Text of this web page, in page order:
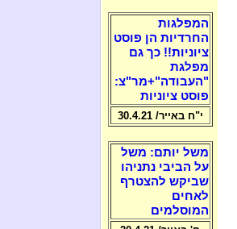
המפלגות
החרדיות הן פוסט
ציוניות!! כך גם
מפלגת
"העבודה"+מר"צ:
פוסט ציוניות
י"ח באייר/ 30.4.21
משל יותם: משל
על הביבי נתניהו
שביקש להצטרף
לאחים
המוסלמים